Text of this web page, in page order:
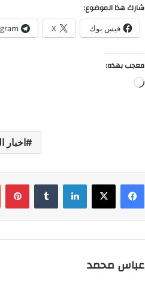
شارك هذا الموضوع:
فيس بوك X
معجب بهذه:
جاري
اخبار
فيسبوك ‫X لينكدإن
عباس محمد